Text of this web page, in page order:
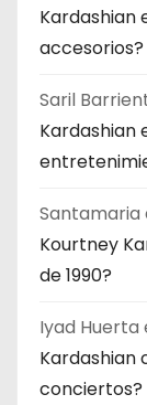
Kardashian
accesorios?
Saril
Kardashian
Santamaria
Kourtney
de 1990?
Iyad Huerta
Kardashian
conciertos?